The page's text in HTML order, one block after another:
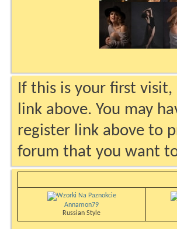
If this is your first
link above. You may
register link above to
forum that you want
Annamon79
Russian Style